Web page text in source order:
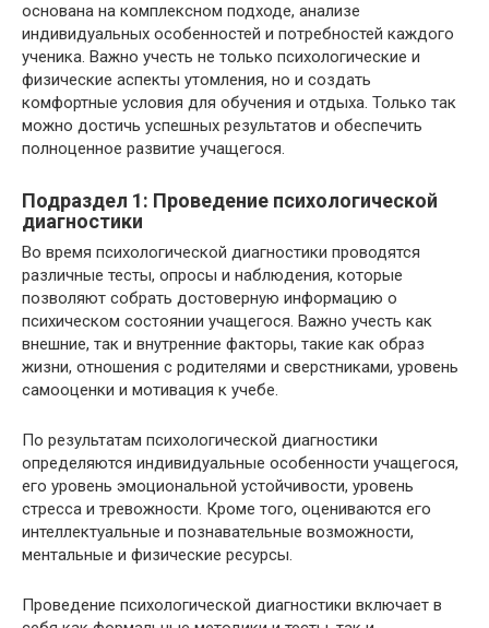
основана на комплексном подходе, анализе
индивидуальных особенностей и потребностей каждого
ученика. Важно учесть не только психологические и
физические аспекты утомления, но и создать
комфортные условия для обучения и отдыха. Только так
можно достичь успешных результатов и обеспечить
полноценное развитие учащегося.
Подраздел 1: Проведение психологической
диагностики
Во время психологической диагностики проводятся
различные тесты, опросы и наблюдения, которые
позволяют собрать достоверную информацию о
психическом состоянии учащегося. Важно учесть как
внешние, так и внутренние факторы, такие как образ
жизни, отношения с родителями и сверстниками, уровень
самооценки и мотивация к учебе.
По результатам психологической диагностики
определяются индивидуальные особенности учащегося,
его уровень эмоциональной устойчивости, уровень
стресса и тревожности. Кроме того, оцениваются его
интеллектуальные и познавательные возможности,
ментальные и физические ресурсы.
Проведение психологической диагностики включает в